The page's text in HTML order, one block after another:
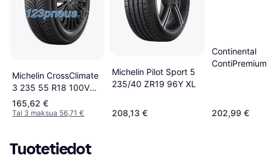
Michelin CrossClimate
3 235 55 R18 100V
Tire
165,62 €
Tai 3 maksua 56,71 €
Michelin Pilot Sport 5
235/40 ZR19 96Y XL
208,13 €
Continental
202,99 €
Tuotetiedot